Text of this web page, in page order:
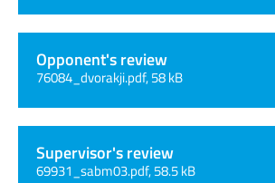
Opponent's review
76084_dvorakji.pdf, 58 kB
Supervisor's review
69931_sabm03.pdf, 58.5 kB